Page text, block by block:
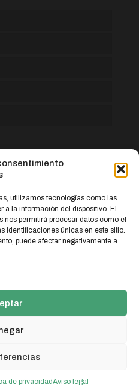
utilizamos tecnologías como las
la información del dispositivo. El
permitirá procesar datos como el
identificaciones únicas en este sitio.
puede afectar negativamente a
de privacidadAviso legal
los derechos reservados.
(UE)
y resiliencia.